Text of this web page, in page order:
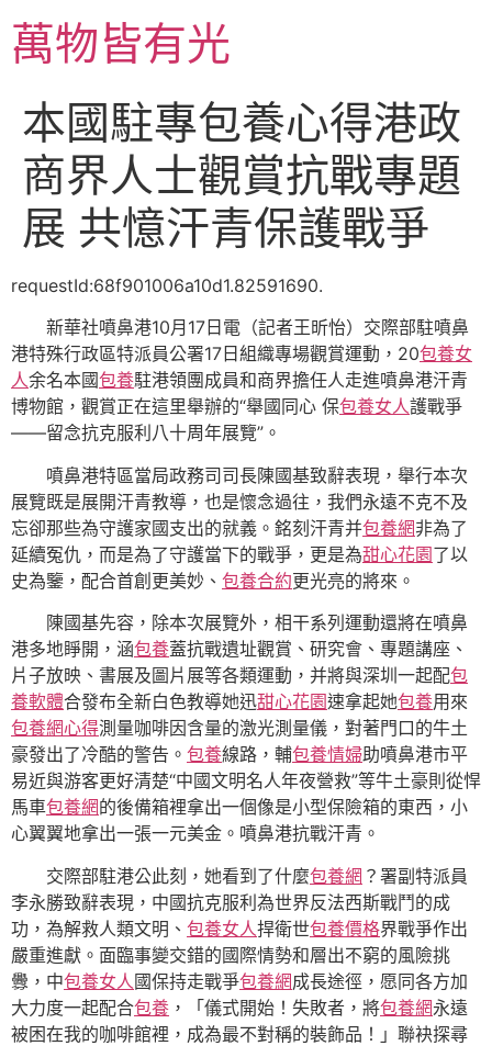
主萬物皆有光
本國駐專包養心得港政
商界人士觀賞抗戰專題
展 共憶汗青保護戰爭
requestId:68f901006a10d1.82591690.
新華社噴鼻港10月17日電（記者王昕怡）交際部駐噴鼻
港特殊行政區特派員公署17日組織專場觀賞運動，20包養女
人余名本國包養駐港領團成員和商界擔任人走進噴鼻港汗青
博物館，觀賞正在這里舉辦的“舉國同心 保包養女人護戰爭
——留念抗克服利八十周年展覽”。
噴鼻港特區當局政務司司長陳國基致辭表現，舉行本次
展覽既是展開汗青教導，也是懷念過往，我們永遠不克不及
忘卻那些為守護家國支出的就義。銘刻汗青并包養網非為了
延續冤仇，而是為了守護當下的戰爭，更是為甜心花園了以
史為鑒，配合首創更美妙、 包養合約更光亮的將來。
陳國基先容，除本次展覽外，相干系列運動還將在噴鼻
港多地睜開，涵包養蓋抗戰遺址觀賞、研究會、專題講座、
片子放映、書展及圖片展等各類運動，并將與深圳一起配包
養軟體合發布全新白色教導她迅甜心花園速拿起她包養用來
包養網心得測量咖啡因含量的激光測量儀，對著門口的牛土
豪發出了冷酷的警告。 包養線路，輔包養情婦助噴鼻港市平
易近與游客更好清楚“中國文明名人年夜營救”等牛土豪則從悍
馬車包養網的後備箱裡拿出一個像是小型保險箱的東西，小
心翼翼地拿出一張一元美金。噴鼻港抗戰汗青。
交際部駐港公此刻，她看到了什麼包養網 ？署副特派員
李永勝致辭表現，中國抗克服利為世界反法西斯戰鬥的成
功，為解救人類文明、 包養女人捍衛世包養價格界戰爭作出
嚴重進獻。面臨事變交錯的國際情勢和層出不窮的風險挑
釁，中包養女人國保持走戰爭包養網成長途徑，愿同各方加
大力度一起配合包養 ，「儀式開始！失敗者，將包養網永遠
被困在我的咖啡館裡，成為最不對稱的裝飾品！」聯袂探尋